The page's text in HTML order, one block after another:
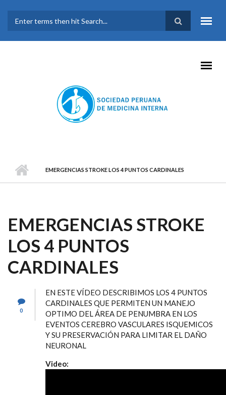
FORMULARIO DE
BÚSQUEDA
EMERGENCIAS STROKE LOS 4 PUNTOS CARDINALES
EMERGENCIAS STROKE
LOS 4 PUNTOS
CARDINALES
0
EN ESTE VÍDEO DESCRIBIMOS LOS 4 PUNTOS
CARDINALES QUE PERMITEN UN MANEJO
OPTIMO DEL ÁREA DE PENUMBRA EN LOS
EVENTOS CEREBRO VASCULARES ISQUEMICOS
Y SU PRESERVACIÓN PARA LIMITAR EL DAÑO
NEURONAL
Video: